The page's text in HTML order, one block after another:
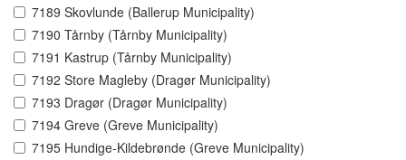
7189 Skovlunde (Ballerup Municipality)
7190 Tårnby (Tårnby Municipality)
7191 Kastrup (Tårnby Municipality)
7192 Store Magleby (Dragør Municipality)
7193 Dragør (Dragør Municipality)
7194 Greve (Greve Municipality)
7195 Hundige-Kildebrønde (Greve Municipality)